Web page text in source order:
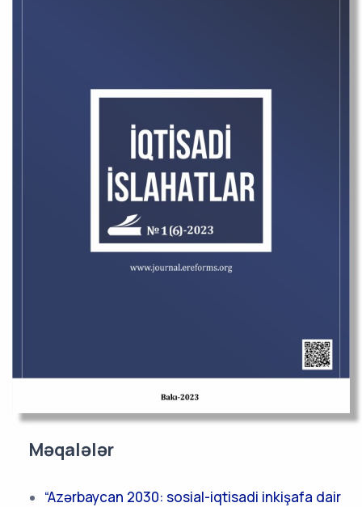
Məqalələr
“Azərbaycan 2030: sosial-iqtisadi inkişafa dair